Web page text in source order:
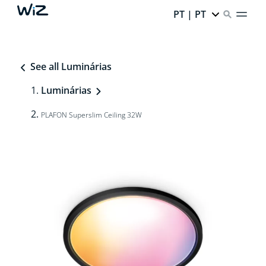
PT | PT
See all Luminárias
Luminárias
PLAFON Superslim Ceiling 32W